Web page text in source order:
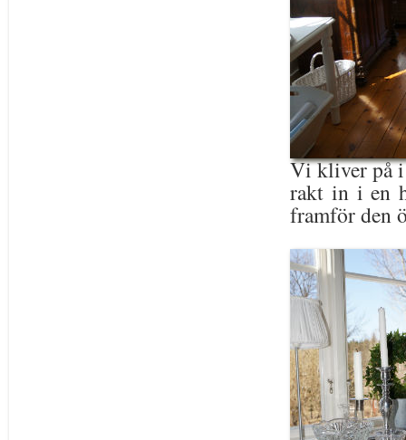
Vi kliver på i
rakt in i en
framför den